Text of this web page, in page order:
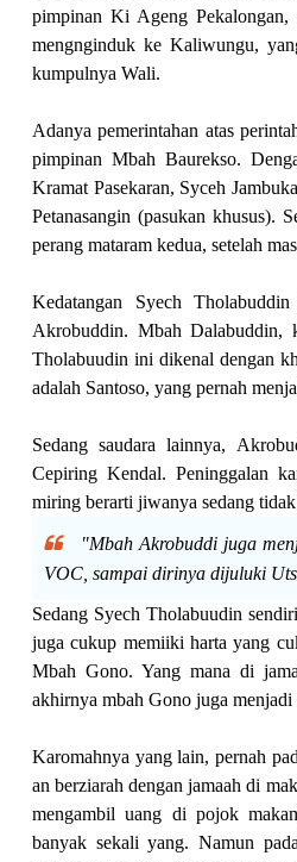
pimpinan Ki Ageng Pekalongan,
mengnginduk ke Kaliwungu,
kumpulnya Wali.
Adanya pemerintahan atas
pimpinan Mbah Baurekso.
Kramat Pasekaran, Syceh
Petanasangin (pasukan khusus).
perang mataram kedua, setelah
Kedatangan Syech
Akrobuddin. Mbah
Tholabuudin ini dikenal dengan
adalah Santoso, yang pernah
Sedang saudara lainnya,
Cepiring Kendal. Peninggalan
miring berarti jiwanya sedang
"Mbah Akrobuddi juga
VOC, sampai dirinya dijuluki
Sedang Syech Tholabuudin
juga cukup memiiki harta yang
Mbah Gono. Yang mana di
akhirnya mbah Gono juga
Karomahnya yang lain, pernah
an berziarah dengan jamaah di
mengambil uang di pojok
banyak sekali yang. Namun